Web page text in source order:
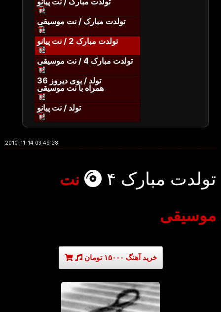
تولدت مبارک / نت موسیقی
تولدت مبارک 2 / نت پیانو
تولدت مبارک 4 / نت موسیقی
تولد / بوی دیروز 36
همراه با نت موسیقی
تولد / نت پیانو
2010-11-14 03:49:28
تولدت مبارک ۴ نت
موسیقی
خرید آهنگ ۱۵۰۰۰ تومان